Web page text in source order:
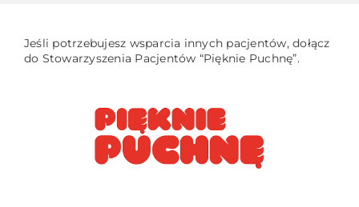
Jeśli potrzebujesz wsparcia innych pacjentów, dołącz
do Stowarzyszenia Pacjentów “Pięknie Puchnę”.